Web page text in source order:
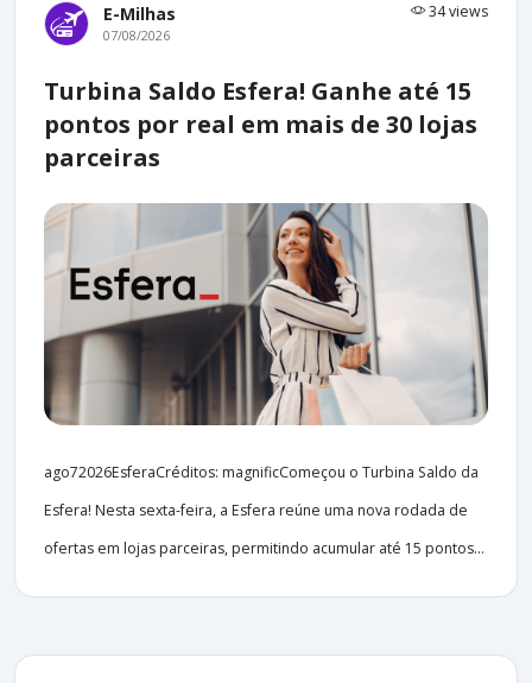
E-Milhas 34 views
07/08/2026
Turbina Saldo Esfera! Ganhe até 15
pontos por real em mais de 30 lojas
parceiras
ago72026EsferaCréditos: magnificComeçou o Turbina Saldo da
Esfera! Nesta sexta-feira, a Esfera reúne uma nova rodada de
ofertas em lojas parceiras, permitindo acumular até 15 pontos...